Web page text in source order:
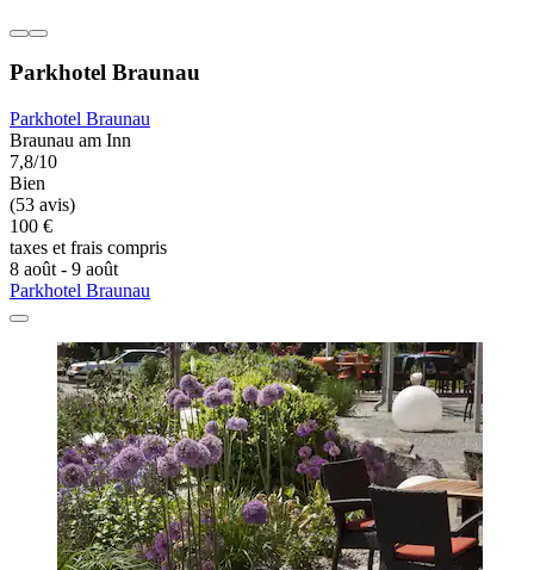
Parkhotel Braunau
Parkhotel Braunau
Braunau am Inn
7,8/10
Bien
(53 avis)
100 €
taxes et frais compris
8 août - 9 août
Parkhotel Braunau